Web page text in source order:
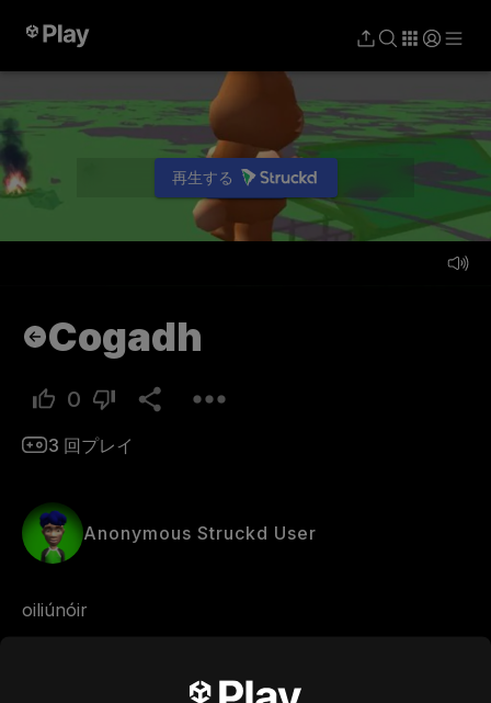
再生するプレイ
Cogadh
0
3 回プレイ
Anonymous Struckd User
oiliúnóir